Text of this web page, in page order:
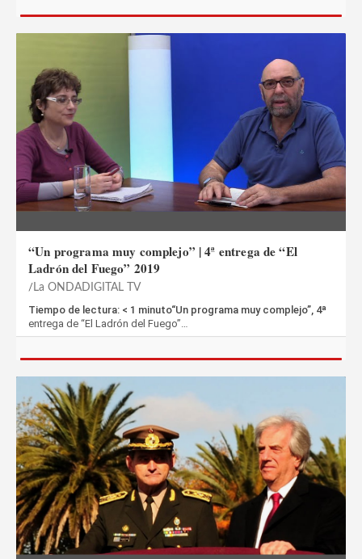
“Un programa muy complejo” | 4ª entrega de “El
Ladrón del Fuego” 2019
La ONDADIGITAL TV
Tiempo de lectura: < 1 minuto“Un programa muy complejo”, 4ª
entrega de “El Ladrón del Fuego”…